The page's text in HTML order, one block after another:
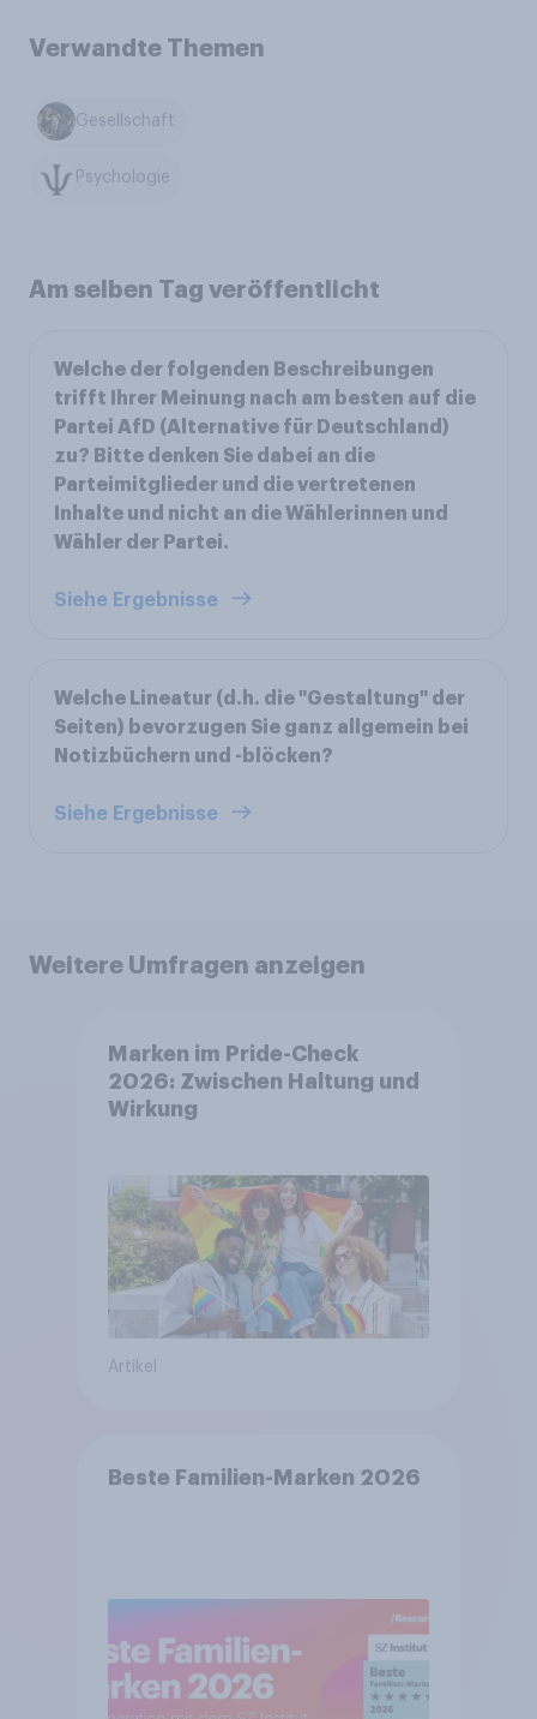
Verwandte Themen
Gesellschaft
Psychologie
Am selben Tag veröffentlicht
Welche der folgenden Beschreibungen
trifft Ihrer Meinung nach am besten auf die
Partei AfD (Alternative für Deutschland)
zu? Bitte denken Sie dabei an die
Parteimitglieder und die vertretenen
Inhalte und nicht an die Wählerinnen und
Wähler der Partei.
Siehe Ergebnisse
Welche Lineatur (d.h. die "Gestaltung" der
Seiten) bevorzugen Sie ganz allgemein bei
Notizbüchern und -blöcken?
Siehe Ergebnisse
Weitere Umfragen anzeigen
Marken im Pride-Check
2026: Zwischen Haltung und
Wirkung
Artikel
Beste Familien-Marken 2026